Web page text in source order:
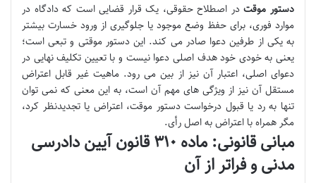
دستور موقتدر اصطلاح حقوقی، یک قرار قضایی است که دادگاه در
موارد فوری، برای حفظ وضع موجود یا جلوگیری از ورود خسارت بیشتر
به یکی از طرفین دعوا صادر می کند. این دستور موقتی و تبعی است؛
یعنی به خودی خود هدف اصلی دعوا نیست و با تعیین تکلیف نهایی در
دعوای اصلی، اعتبار آن نیز از بین می رود. ماهیت غیر قابل اعتراض
مستقل آن نیز از ویژگی های مهم آن است، به این معنی که نمی توان
تنها به رد یا قبول درخواست دستور موقت، اعتراض یا تجدیدنظر کرد،
مگر همراه با اعتراض به اصل رأی.
مبانی قانونی: ماده ۳۱۰ قانون آیین دادرسی
مدنی و فراتر از آن